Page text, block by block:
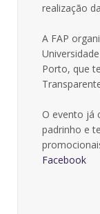
realização
A FAP
Porto, que
O evento já
padrinho e
Facebook